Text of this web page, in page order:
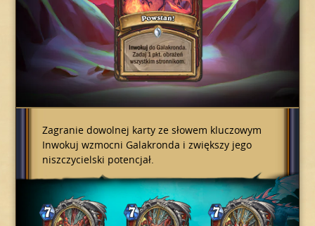
Zagranie dowolnej karty ze słowem kluczowym
Inwokuj wzmocni Galakronda i zwiększy jego
niszczycielski potencjał.